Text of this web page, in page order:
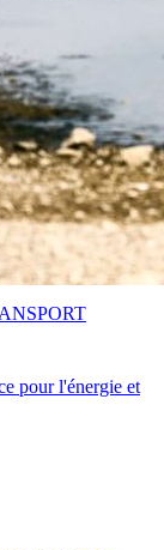
pour l'énergie et